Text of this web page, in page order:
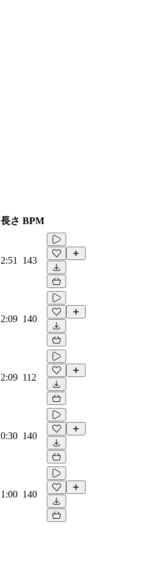
長さ BPM
2:51 143
2:09 140
2:09 112
0:30 140
1:00 140